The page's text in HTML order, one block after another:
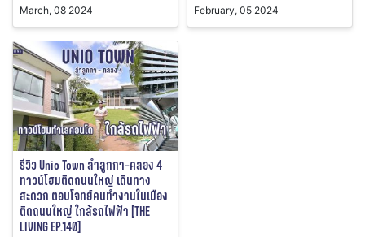
March, 08 2024 February, 05 2024
รีวิว Unio Town ลำลูกกา-คลอง 4
ทาวน์โฮมติดถนนใหญ่ เดินทาง
สะดวก ตอบโจทย์คนทำงานในเมือง
ติดถนนใหญ่ ใกล้รถไฟฟ้า [THE
LIVING EP.140]